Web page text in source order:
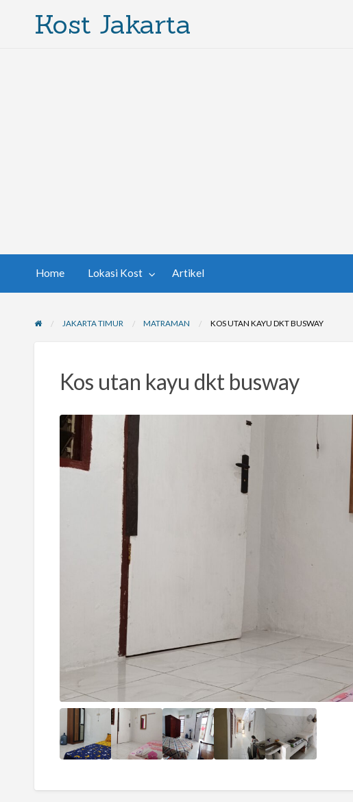
Kost Jakarta
Home Lokasi Kost Artikel
JAKARTA TIMUR MATRAMAN KOS UTAN KAYU DKT BUSWAY
Kos utan kayu dkt busway